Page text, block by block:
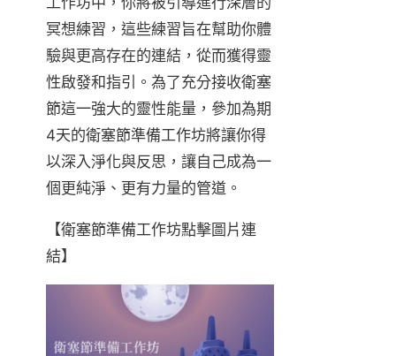
冥想練習，這些練習旨在幫助你體
驗與更高存在的連結，從而獲得靈
性啟發和指引。為了充分接收衛塞
節這一強大的靈性能量，參加為期
4天的衛塞節準備工作坊將讓你得
以深入淨化與反思，讓自己成為一
個更純淨、更有力量的管道。
【衛塞節準備工作坊點擊圖片連
結】